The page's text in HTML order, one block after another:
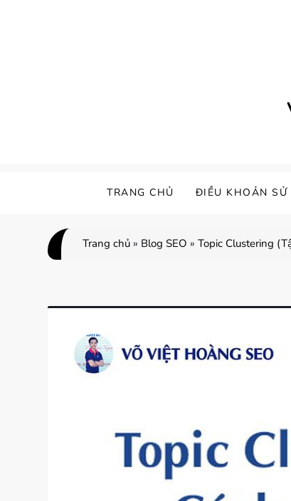
TRANG CHỦ ĐIỀU KHOẢN SỬ
Trang chủ » Blog SEO »Topic Clustering